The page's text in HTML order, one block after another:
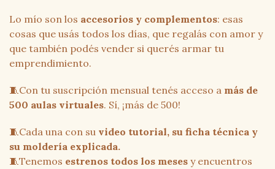
Lo mío son los accesorios y complementos: esas
cosas que usás todos los días, que regalás con amor y
que también podés vender si querés armar tu
emprendimiento.
🧵Con tu suscripción mensual tenés acceso a más de
500 aulas virtuales. Sí, ¡más de 500!
🧵Cada una con su video tutorial, su ficha técnica y
su moldería explicada.
🧵Tenemos estrenos todos los meses y encuentros